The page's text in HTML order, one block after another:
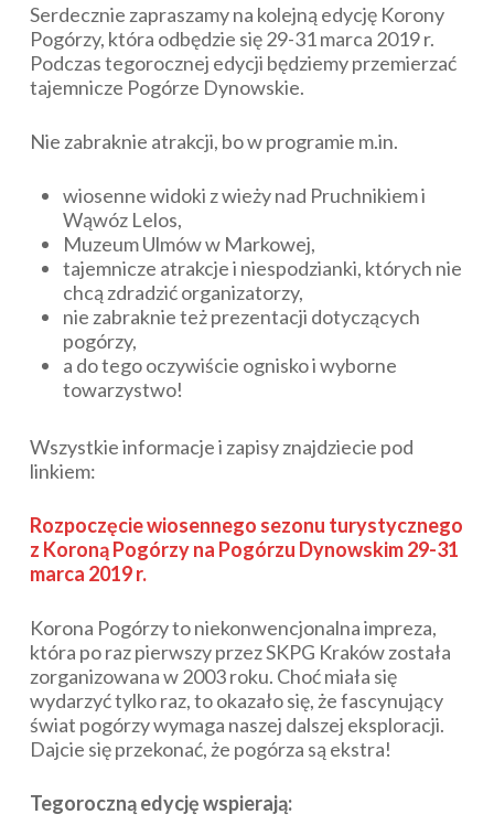
Serdecznie zapraszamy na kolejną edycję Korony
Pogórzy, która odbędzie się 29-31 marca 2019 r.
Podczas tegorocznej edycji będziemy przemierzać
tajemnicze Pogórze Dynowskie.
Nie zabraknie atrakcji, bo w programie m.in.
wiosenne widoki z wieży nad Pruchnikiem i
Wąwóz Lelos,
Muzeum Ulmów w Markowej,
tajemnicze atrakcje i niespodzianki, których nie
chcą zdradzić organizatorzy,
nie zabraknie też prezentacji dotyczących
pogórzy,
a do tego oczywiście ognisko i wyborne
towarzystwo!
Wszystkie informacje i zapisy znajdziecie pod
linkiem:
Rozpoczęcie wiosennego sezonu turystycznego
z Koroną Pogórzy na Pogórzu Dynowskim 29-31
marca 2019 r.
Korona Pogórzy to niekonwencjonalna impreza,
która po raz pierwszy przez SKPG Kraków została
zorganizowana w 2003 roku. Choć miała się
wydarzyć tylko raz, to okazało się, że fascynujący
świat pogórzy wymaga naszej dalszej eksploracji.
Dajcie się przekonać, że pogórza są ekstra!
Tegoroczną edycję wspierają: